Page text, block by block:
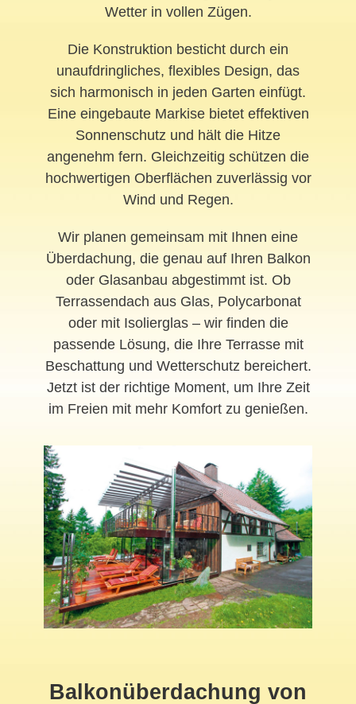
Wetter in vollen Zügen.
Die Konstruktion besticht durch ein
unaufdringliches, flexibles Design, das
sich harmonisch in jeden Garten einfügt.
Eine eingebaute Markise bietet effektiven
Sonnenschutz und hält die Hitze
angenehm fern. Gleichzeitig schützen die
hochwertigen Oberflächen zuverlässig vor
Wind und Regen.
Wir planen gemeinsam mit Ihnen eine
Überdachung, die genau auf Ihren Balkon
oder Glasanbau abgestimmt ist. Ob
Terrassendach aus Glas, Polycarbonat
oder mit Isolierglas – wir finden die
passende Lösung, die Ihre Terrasse mit
Beschattung und Wetterschutz bereichert.
Jetzt ist der richtige Moment, um Ihre Zeit
im Freien mit mehr Komfort zu genießen.
Balkonüberdachung von